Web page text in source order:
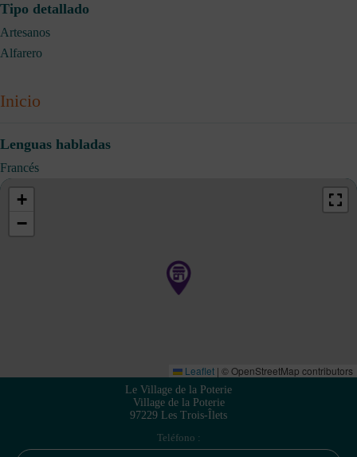
Tipo detallado
Artesanos
Alfarero
Inicio
Lenguas habladas
Francés
+
−
Leaflet | © OpenStreetMap contributors
Le Village de la Poterie
Village de la Poterie
97229 Les Trois-Îlets
Teléfono :